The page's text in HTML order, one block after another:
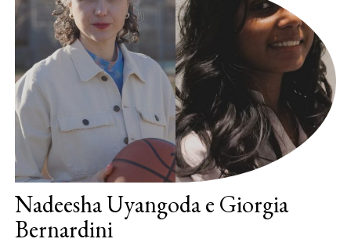
Nadeesha Uyangoda e Giorgia
Bernardini